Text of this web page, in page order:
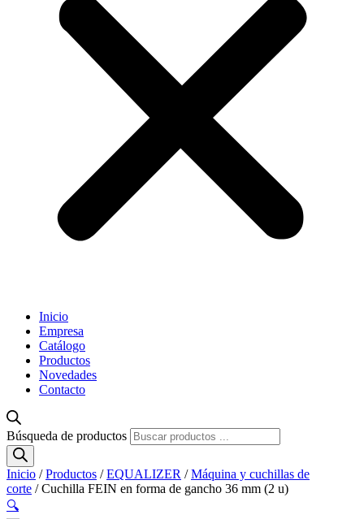
Inicio
Empresa
Catálogo
Productos
Novedades
Contacto
Búsqueda de productos
Inicio /Productos /EQUALIZER /Máquina y cuchillas de
corte / Cuchilla FEIN en forma de gancho 36 mm (2 u)
🔍